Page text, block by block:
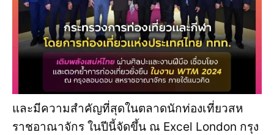
และมีความสำคัญที่สุดในตลาดนักท่องเที่ยวสห
ราชอาณาจักร ในปีนี้จัดขึ้น ณ Excel London กรุง